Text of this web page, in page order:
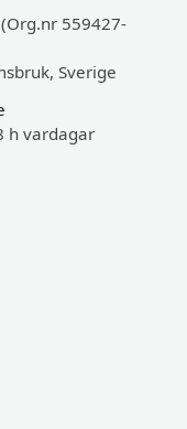
559427-
Sverige
h vardagar